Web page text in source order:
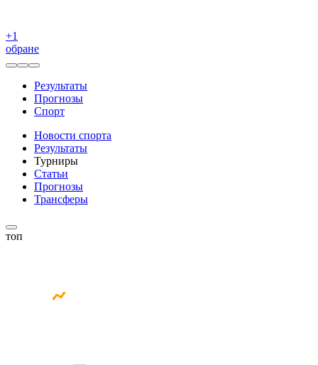
+1
обране
Результаты
Прогнозы
Спорт
Новости спорта
Результаты
Турниры
Статьи
Прогнозы
Трансферы
топ